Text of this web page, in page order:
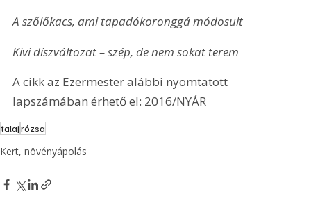
A szőlőkacs, ami tapadókoronggá módosult
Kivi díszváltozat – szép, de nem sokat terem
A cikk az Ezermester alábbi nyomtatott
lapszámában érhető el: 2016/NYÁR
talajrózsa
Kert, növényápolás